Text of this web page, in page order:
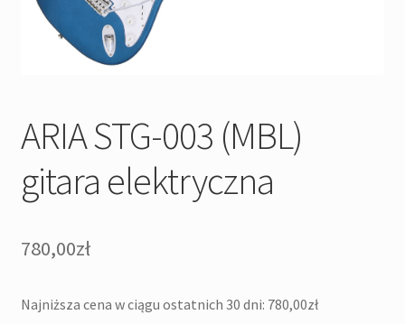
ARIA STG-003 (MBL)
gitara elektryczna
780,00zł
Najniższa cena w ciągu ostatnich 30 dni: 780,00zł